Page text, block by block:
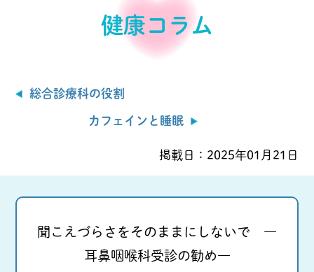
健康コラム
総合診療科の役割
カフェインと睡眠
掲載日： 2025年01月21日
聞こえづらさをそのままにしないで ―
耳鼻咽喉科受診の勧め―